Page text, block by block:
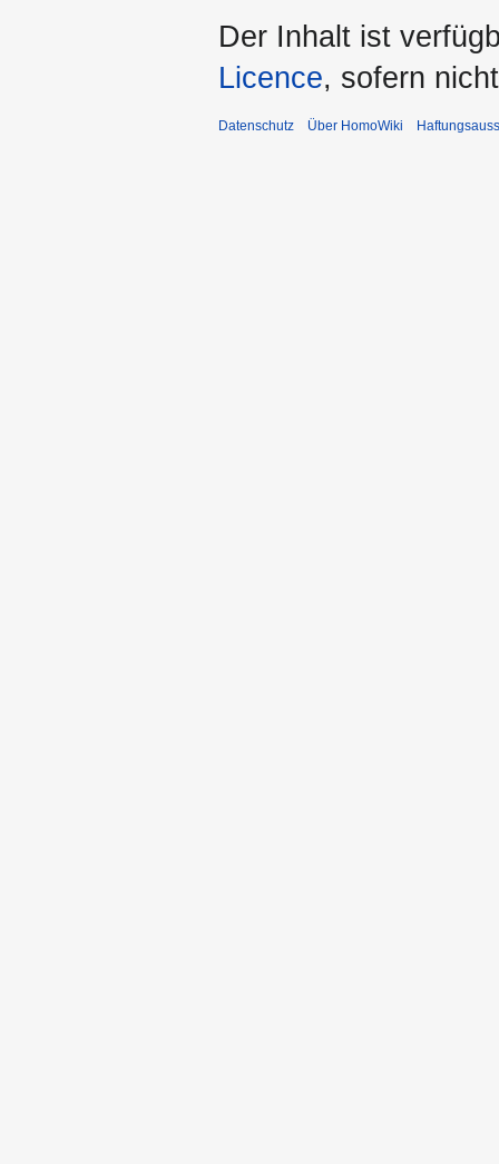
Der Inhalt ist
Licence, sofern
Datenschutz Über HomoWiki